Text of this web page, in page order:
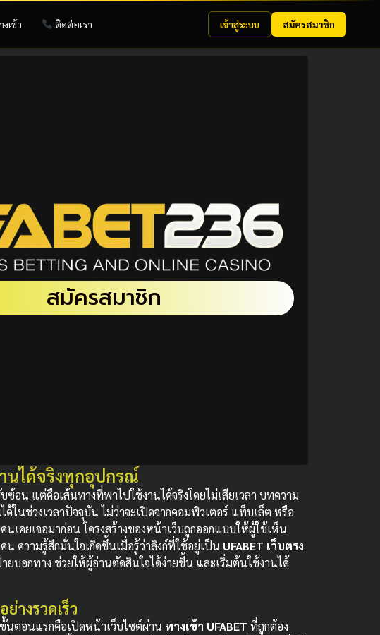
เข้า ติดต่อเรา เข้าสู่ระบบ สมัครสมาชิก
สมัครสมาชิก
นได้จริงทุกอุปกรณ์
อน แต่คือเส้นทางที่พาไปใช้งานได้จริงโดยไม่เสียเวลา บทความ
ด้ในช่วงเวลาปัจจุบัน ไม่ว่าจะเปิดจากคอมพิวเตอร์ แท็บเล็ต หรือ
คยเจอมาก่อน โครงสร้างของหน้าเว็บถูกออกแบบให้ผู้ใช้เห็น
ความรู้สึกมั่นใจเกิดขึ้นเมื่อรู้ว่าลิงก์ที่ใช้อยู่เป็น UFABET เว็บตรง
อกทาง ช่วยให้ผู้อ่านตัดสินใจได้ง่ายขึ้น และเริ่มต้นใช้งานได้
างรวดเร็ว
นตอนแรกคือเปิดหน้าเว็บไซต์ผ่าน ทางเข้า UFABET ที่ถูกต้อง